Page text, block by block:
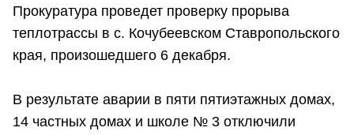
Прокуратура проведет проверку прорыва
теплотрассы в с. Кочубеевском Ставропольского
края, произошедшего 6 декабря.
В результате аварии в пяти пятиэтажных домах,
14 частных домах и школе № 3 отключили